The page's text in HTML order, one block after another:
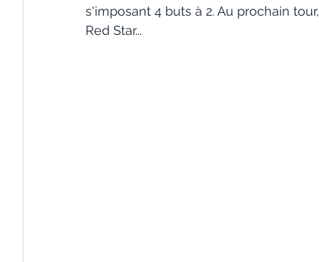
s'imposant 4 buts à 2. Au prochain
Red Star...